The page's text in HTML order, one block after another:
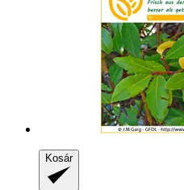
Kosár